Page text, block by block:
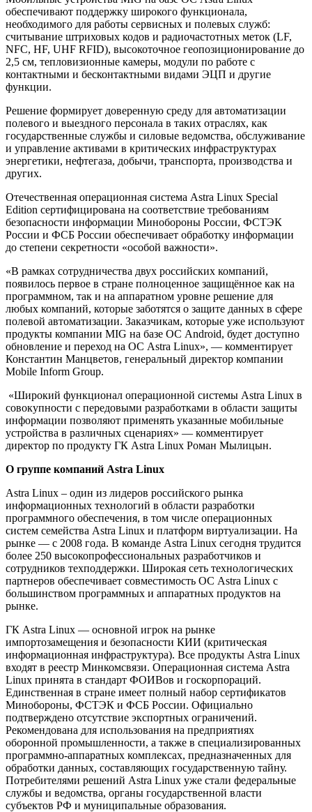
обеспечивают поддержку широкого функционала,
необходимого для работы сервисных и полевых служб:
считывание штриховых кодов и радиочастотных меток (LF,
NFC, HF, UHF RFID), высокоточное геопозиционирование до
2,5 см, тепловизионные камеры, модули по работе с
контактными и бесконтактными видами ЭЦП и другие
функции.
Решение формирует доверенную среду для автоматизации
полевого и выездного персонала в таких отраслях, как
государственные службы и силовые ведомства, обслуживание
и управление активами в критических инфраструктурах
энергетики, нефтегаза, добычи, транспорта, производства и
других.
Отечественная операционная система Astra Linux Special
Edition сертифицирована на соответствие требованиям
безопасности информации Минобороны России, ФСТЭК
России и ФСБ России обеспечивает обработку информации
до степени секретности «особой важности».
«В рамках сотрудничества двух российских компаний,
появилось первое в стране полноценное защищённое как на
программном, так и на аппаратном уровне решение для
любых компаний, которые заботятся о защите данных в сфере
полевой автоматизации. Заказчикам, которые уже используют
продукты компании MIG на базе ОС Android, будет доступно
обновление и переход на ОС Astra Linux», — комментирует
Константин Манцветов, генеральный директор компании
Mobile Inform Group.
«Широкий функционал операционной системы Astra Linux в
совокупности с передовыми разработками в области защиты
информации позволяют применять указанные мобильные
устройства в различных сценариях» — комментирует
директор по продукту ГК Astra Linux Роман Мылицын.
О группе компаний Astra Linux
Astra Linux – один из лидеров российского рынка
информационных технологий в области разработки
программного обеспечения, в том числе операционных
систем семейства Astra Linux и платформ виртуализации. На
рынке — с 2008 года. В команде Astra Linux сегодня трудится
более 250 высокопрофессиональных разработчиков и
сотрудников техподдержки. Широкая сеть технологических
партнеров обеспечивает совместимость ОС Astra Linux с
большинством программных и аппаратных продуктов на
рынке.
ГК Astra Linux — основной игрок на рынке
импортозамещения и безопасности КИИ (критическая
информационная инфраструктура). Все продукты Astra Linux
входят в реестр Минкомсвязи. Операционная система Astra
Linux принята в стандарт ФОИВов и госкорпораций.
Единственная в стране имеет полный набор сертификатов
Минобороны, ФСТЭК и ФСБ России. Официально
подтверждено отсутствие экспортных ограничений.
Рекомендована для использования на предприятиях
оборонной промышленности, а также в специализированных
программно-аппаратных комплексах, предназначенных для
обработки данных, составляющих государственную тайну.
Потребителями решений Astra Linux уже стали федеральные
службы и ведомства, органы государственной власти
субъектов РФ и муниципальные образования.